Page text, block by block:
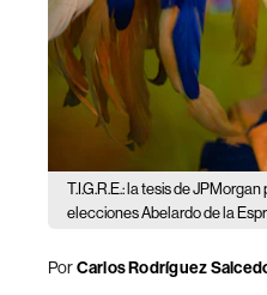
T.I.G.R.E.: la tesis de
elecciones Abelardo de la
PorCarlos Rodríguez